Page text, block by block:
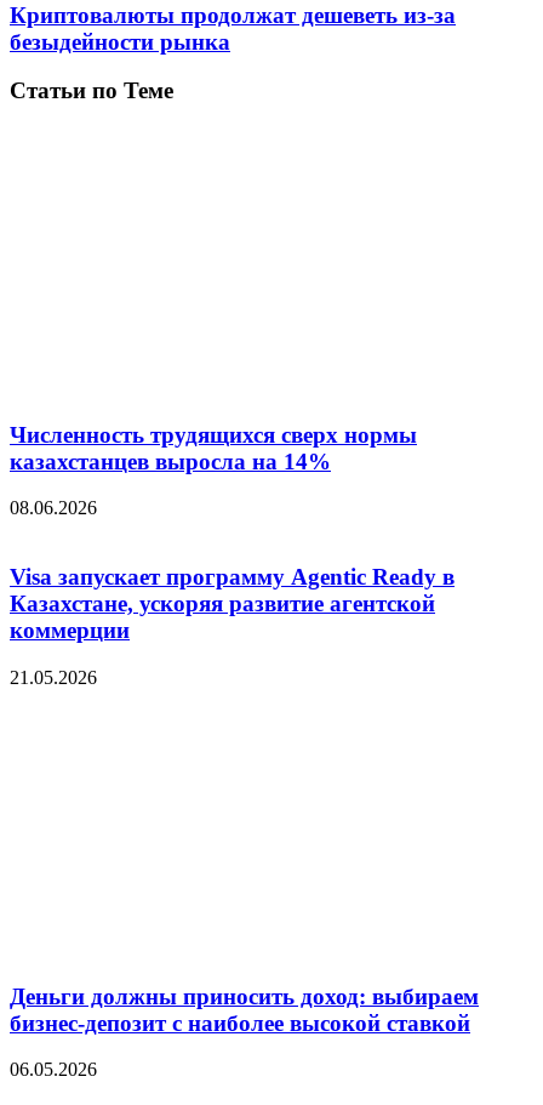
Криптовалюты продолжат дешеветь из-за
безыдейности рынка
Статьи по Теме
Численность трудящихся сверх нормы
казахстанцев выросла на 14%
08.06.2026
Visa запускает программу Agentic Ready в
Казахстане, ускоряя развитие агентской
коммерции
21.05.2026
Деньги должны приносить доход: выбираем
бизнес-депозит с наиболее высокой ставкой
06.05.2026